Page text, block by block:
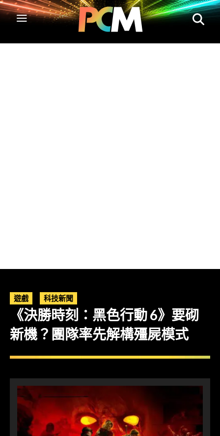
遊戲 科技新聞
《決勝時刻：黑色行動 6》要砌
新機？團隊率先解構殭屍模式